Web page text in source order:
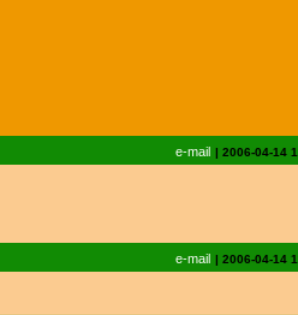
e-mail | 2006-04-14
e-mail | 2006-04-14